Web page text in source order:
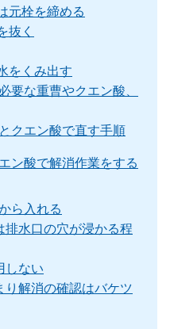
栓を締める
く
をくみ出す
要な重曹やクエン酸、
クエン酸で直す手順
ン酸で解消作業をする
ら入れる
水口の穴が浸かる程
しない
解消の確認はバケツ